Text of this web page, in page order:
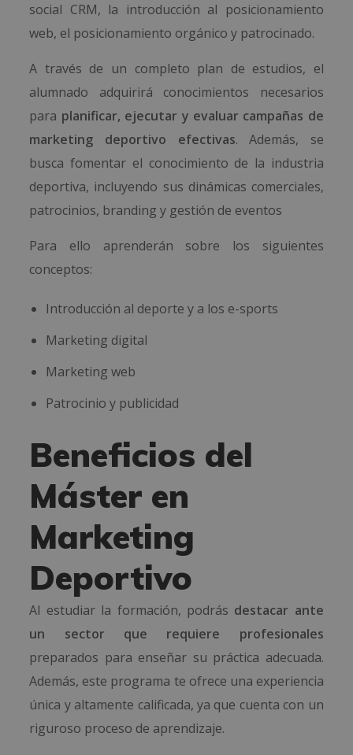
social CRM, la introducción al posicionamiento
web, el posicionamiento orgánico y patrocinado.
A través de un completo plan de estudios, el
alumnado adquirirá conocimientos necesarios
para planificar, ejecutar y evaluar campañas de
marketing deportivo efectivas. Además, se
busca fomentar el conocimiento de la industria
deportiva, incluyendo sus dinámicas comerciales,
patrocinios, branding y gestión de eventos
Para ello aprenderán sobre los siguientes
conceptos:
Introducción al deporte y a los e-sports
Marketing digital
Marketing web
Patrocinio y publicidad
Beneficios del
Máster en
Marketing
Deportivo
Al estudiar la formación, podrás destacar ante
un sector que requiere profesionales
preparados para enseñar su práctica adecuada.
Además, este programa te ofrece una experiencia
única y altamente calificada, ya que cuenta con un
riguroso proceso de aprendizaje.